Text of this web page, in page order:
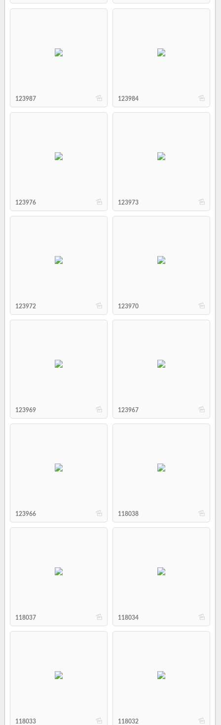
b
123987 b
123984
b
123976 b
123973
b
123972 b
123970
b
123969 b
123967
b
123966 b
118038
b
118037 b
118034
b
118033 b
118032